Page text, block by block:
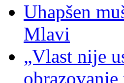
Uhapšen
Mlavi
„Vlast nije